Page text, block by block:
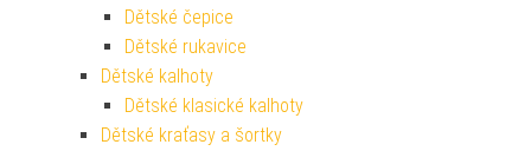
Dětské čepice
Dětské rukavice
Dětské kalhoty
Dětské klasické kalhoty
Dětské kraťasy a šortky